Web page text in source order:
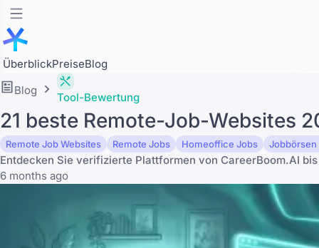
ÜberblickPreiseBlog
Blog
Tool-Bewertung
21 beste Remote-Job-Websites
Remote Job Websites Remote Jobs Homeoffice Jobs Jobbörsen
Entdecken Sie verifizierte Plattformen von CareerBoom.AI
6 months ago